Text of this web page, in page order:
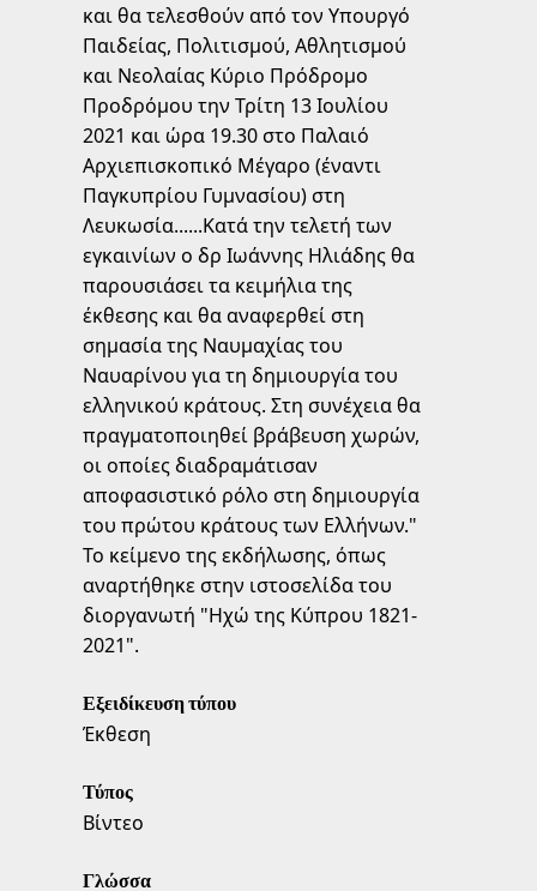
και θα τελεσθούν από τον Υπουργό
Παιδείας, Πολιτισμού, Αθλητισμού
και Νεολαίας Κύριο Πρόδρομο
Προδρόμου την Τρίτη 13 Ιουλίου
2021 και ώρα 19.30 στο Παλαιό
Αρχιεπισκοπικό Μέγαρο (έναντι
Παγκυπρίου Γυμνασίου) στη
Λευκωσία......Κατά την τελετή των
εγκαινίων ο δρ Ιωάννης Ηλιάδης θα
παρουσιάσει τα κειμήλια της
έκθεσης και θα αναφερθεί στη
σημασία της Ναυμαχίας του
Ναυαρίνου για τη δημιουργία του
ελληνικού κράτους. Στη συνέχεια θα
πραγματοποιηθεί βράβευση χωρών,
οι οποίες διαδραμάτισαν
αποφασιστικό ρόλο στη δημιουργία
του πρώτου κράτους των Ελλήνων."
Το κείμενο της εκδήλωσης, όπως
αναρτήθηκε στην ιστοσελίδα του
διοργανωτή "Ηχώ της Κύπρου 1821-
2021".
Εξειδίκευση τύπου
Έκθεση
Τύπος
Βίντεο
Γλώσσα